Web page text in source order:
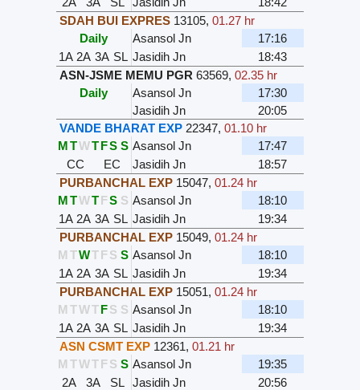
SDAH BUI EXPRES 13105, 01.27 hr
Daily
Asansol Jn
17:16
1A 2A 3A SL Jasidih Jn
18:43
ASN-JSME MEMU PGR 63569, 02.35 hr
Daily
Asansol Jn
17:30
Jasidih Jn
20:05
VANDE BHARAT EXP 22347, 01.10 hr
MTWTFS S Asansol Jn
17:47
CC
EC Jasidih Jn
18:57
PURBANCHAL EXP 15047, 01.24 hr
MTWTFS S Asansol Jn
18:10
1A 2A 3A SL Jasidih Jn
19:34
PURBANCHAL EXP 15049, 01.24 hr
M TWTFS S Asansol Jn
18:10
1A 2A 3A SL Jasidih Jn
19:34
PURBANCHAL EXP 15051, 01.24 hr
M TWTFS S Asansol Jn
18:10
1A 2A 3A SL Jasidih Jn
19:34
ASN CSMT EXP 12361, 01.21 hr
M TWTFS S Asansol Jn
19:35
2A
3A SL Jasidih Jn
20:56